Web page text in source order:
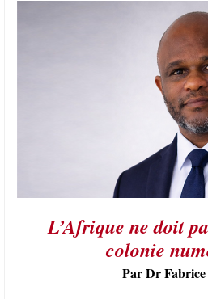
L’Afrique ne doit
colonie
Par Dr